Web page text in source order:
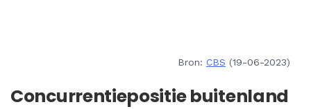
Bron: CBS (19-06-2023)
Concurrentiepositie buitenland